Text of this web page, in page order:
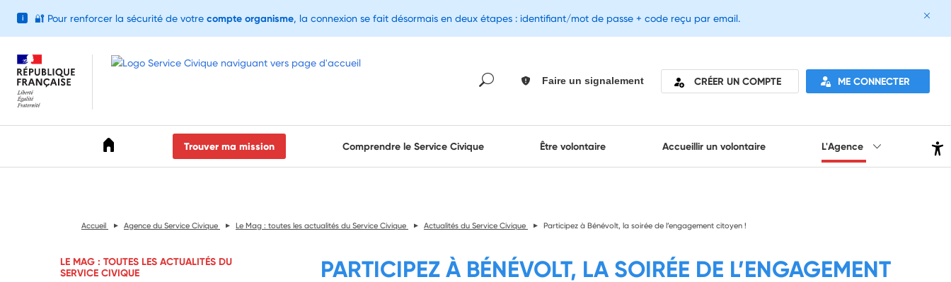
Faire un signalement CRÉER UN COMPTE ME CONNECTER
Trouver ma mission Comprendre le Service Civique Être volontaire Accueillir un volontaire L'Agence
Accueil Agence du Service Civique Le Mag : toutes les actualités du Service Civique Actualités du Service Civique Participez à Bénévolt, la soirée de l’engagement citoyen !
LE MAG : TOUTES LES ACTUALITÉS DU
SERVICE CIVIQUE
PARTICIPEZ À BÉNÉVOLT, LA SOIRÉE DE L’ENGAGEMENT
i 🔐 Pour renforcer la sécurité de votre compte organisme, la connexion se fait désormais en deux étapes : identifiant/mot de passe + code reçu par email.